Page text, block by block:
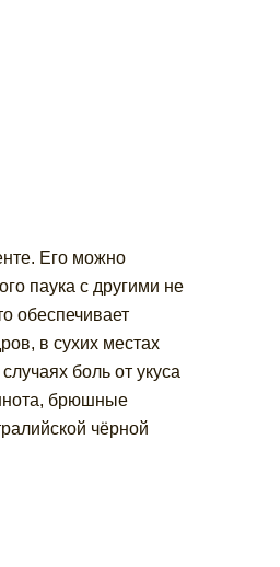
Его можно
паука с другими не
обеспечивает
в сухих местах
боль от укуса
брюшные
чёрной